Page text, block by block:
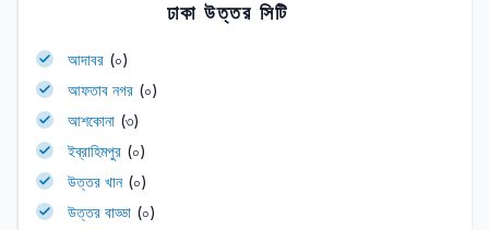
ঢাকা উত্তর সিটি
আদাবর (০)
আফতাব নগর (০)
আশকোনা (৩)
ইব্রাহিমপুর (০)
উত্তর খান (০)
উত্তর বাড্ডা (০)